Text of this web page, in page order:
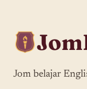
Jom belajar